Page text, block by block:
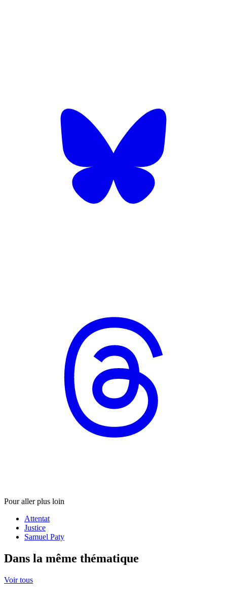
Pour aller plus loin
Attentat
Justice
Samuel Paty
Dans la même thématique
Voir tous